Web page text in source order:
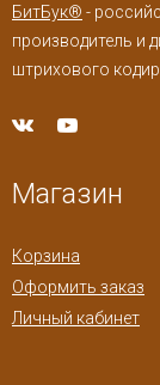
БитБук® -
производитель и
штрихового
Магазин
Корзина
Оформить заказ
Личный кабинет